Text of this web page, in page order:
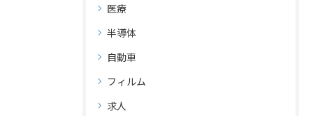
医療
半導体
自動車
フィルム
求人